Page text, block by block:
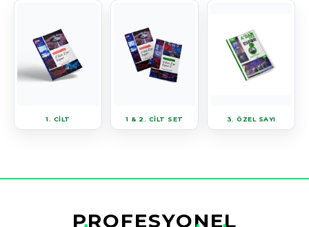
1. CİLT 1 & 2. CİLT SET 3. ÖZEL SAYI
PROFESYONEL